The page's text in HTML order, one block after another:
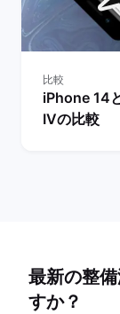
比較
iPhone 14
IVの比較
最新の整
すか？